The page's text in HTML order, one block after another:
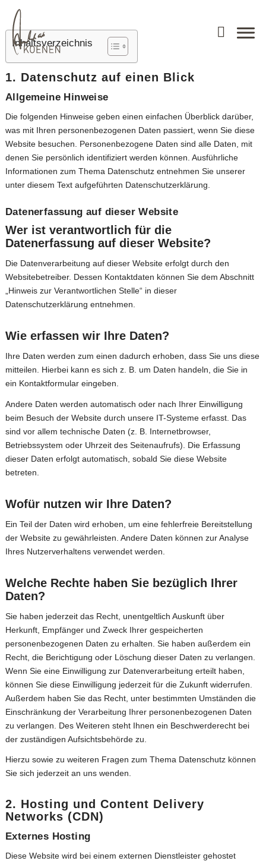
Inhaltsverzeichnis
1. Datenschutz auf einen Blick
Allgemeine Hinweise
Die folgenden Hinweise geben einen einfachen Überblick darüber,
was mit Ihren personenbezogenen Daten passiert, wenn Sie diese
Website besuchen. Personenbezogene Daten sind alle Daten, mit
denen Sie persönlich identifiziert werden können. Ausführliche
Informationen zum Thema Datenschutz entnehmen Sie unserer
unter diesem Text aufgeführten Datenschutzerklärung.
Datenerfassung auf dieser Website
Wer ist verantwortlich für die
Datenerfassung auf dieser Website?
Die Datenverarbeitung auf dieser Website erfolgt durch den
Websitebetreiber. Dessen Kontaktdaten können Sie dem Abschnitt
„Hinweis zur Verantwortlichen Stelle“ in dieser
Datenschutzerklärung entnehmen.
Wie erfassen wir Ihre Daten?
Ihre Daten werden zum einen dadurch erhoben, dass Sie uns diese
mitteilen. Hierbei kann es sich z. B. um Daten handeln, die Sie in
ein Kontaktformular eingeben.
Andere Daten werden automatisch oder nach Ihrer Einwilligung
beim Besuch der Website durch unsere IT-Systeme erfasst. Das
sind vor allem technische Daten (z. B. Internetbrowser,
Betriebssystem oder Uhrzeit des Seitenaufrufs). Die Erfassung
dieser Daten erfolgt automatisch, sobald Sie diese Website
betreten.
Wofür nutzen wir Ihre Daten?
Ein Teil der Daten wird erhoben, um eine fehlerfreie Bereitstellung
der Website zu gewährleisten. Andere Daten können zur Analyse
Ihres Nutzerverhaltens verwendet werden.
Welche Rechte haben Sie bezüglich Ihrer
Daten?
Sie haben jederzeit das Recht, unentgeltlich Auskunft über
Herkunft, Empfänger und Zweck Ihrer gespeicherten
personenbezogenen Daten zu erhalten. Sie haben außerdem ein
Recht, die Berichtigung oder Löschung dieser Daten zu verlangen.
Wenn Sie eine Einwilligung zur Datenverarbeitung erteilt haben,
können Sie diese Einwilligung jederzeit für die Zukunft widerrufen.
Außerdem haben Sie das Recht, unter bestimmten Umständen die
Einschränkung der Verarbeitung Ihrer personenbezogenen Daten
zu verlangen. Des Weiteren steht Ihnen ein Beschwerderecht bei
der zuständigen Aufsichtsbehörde zu.
Hierzu sowie zu weiteren Fragen zum Thema Datenschutz können
Sie sich jederzeit an uns wenden.
2. Hosting und Content Delivery
Networks (CDN)
Externes Hosting
Diese Website wird bei einem externen Dienstleister gehostet